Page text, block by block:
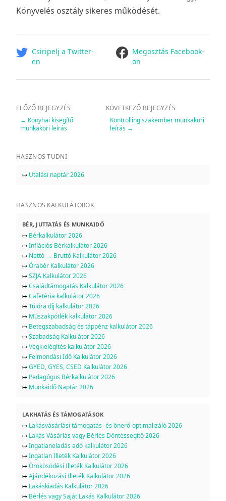
Könyvelés osztály sikeres működését.
Csiripelj a Twitter-
en
facebookMegosztás Facebook-
on
ELŐZŐ BEJEGYZÉS
← Konyhai kisegítő
munkaköri leírás
KÖVETKEZŐ BEJEGYZÉS
Kontrolling szakember munkaköri
leírás→
HASZNOS TUDNI
↦ Utalási naptár 2026
HASZNOS KALKULÁTOROK
BÉR, JUTTATÁS ÉS MUNKAIDŐ
↦ Bérkalkulátor 2026
↦Inflációs Bérkalkulátor 2026
↦ Nettó → Bruttó Kalkulátor 2026
↦Órabér Kalkulátor 2026
↦SZJA Kalkulátor 2026
↦Családtámogatás Kalkulátor 2026
↦Cafetéria kalkulátor 2026
↦Túlóra díj kalkulátor 2026
↦ Műszakpótlék kalkulátor 2026
↦ Betegszabadság és táppénz kalkulátor 2026
↦Szabadság Kalkulátor 2026
↦Végkielégítés kalkulátor 2026
↦ Felmondási Idő Kalkulátor 2026
↦GYED, GYES, CSED Kalkulátor 2026
↦ Pedagógus Bérkalkulátor 2026
↦ Munkaidő Naptár 2026
LAKHATÁS ÉS TÁMOGATÁSOK
↦ Lakásvásárlási támogatás- és önerő-optimalizáló 2026
↦ Lakás Vásárlás vagy Bérlés Döntéssegítő 2026
↦Ingatlaneladás adó kalkulátor 2026
↦Ingatlan Illeték Kalkulátor 2026
↦Örökösödési Illeték Kalkulátor 2026
↦Ajándékozási Illeték Kalkulátor 2026
↦ Lakáskiadás Kalkulátor 2026
↦ Bérlés vagy Saját Lakás Kalkulátor 2026